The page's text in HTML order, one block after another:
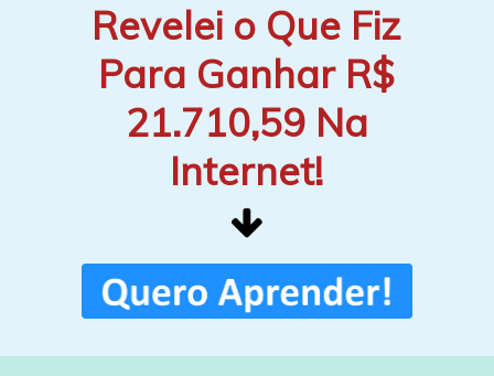
Revelei o Que Fiz
Para Ganhar R$
21.710,59 Na
Internet!